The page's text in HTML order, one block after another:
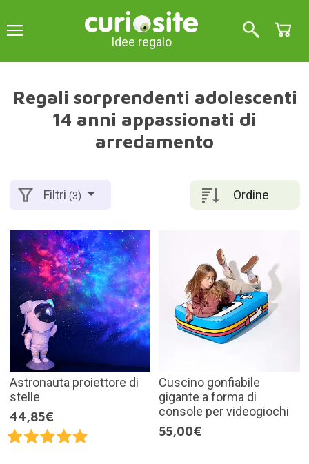
Idee regalo
Regali sorprendenti adolescenti
14 anni appassionati di
arredamento
Ordine
Filtri(3)
Astronauta proiettore di
stelle
44,85€
Cuscino gonfiabile
gigante a forma di
console per videogiochi
55,00€